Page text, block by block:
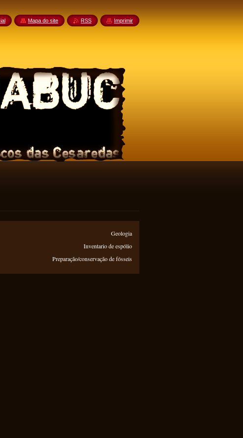
Geologia
Inventario de espólio
Preparação/conservação de fósseis
Mapa do site RSS Imprimir